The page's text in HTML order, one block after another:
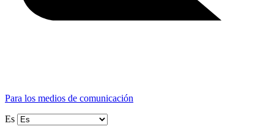
Para los medios de comunicación
Es